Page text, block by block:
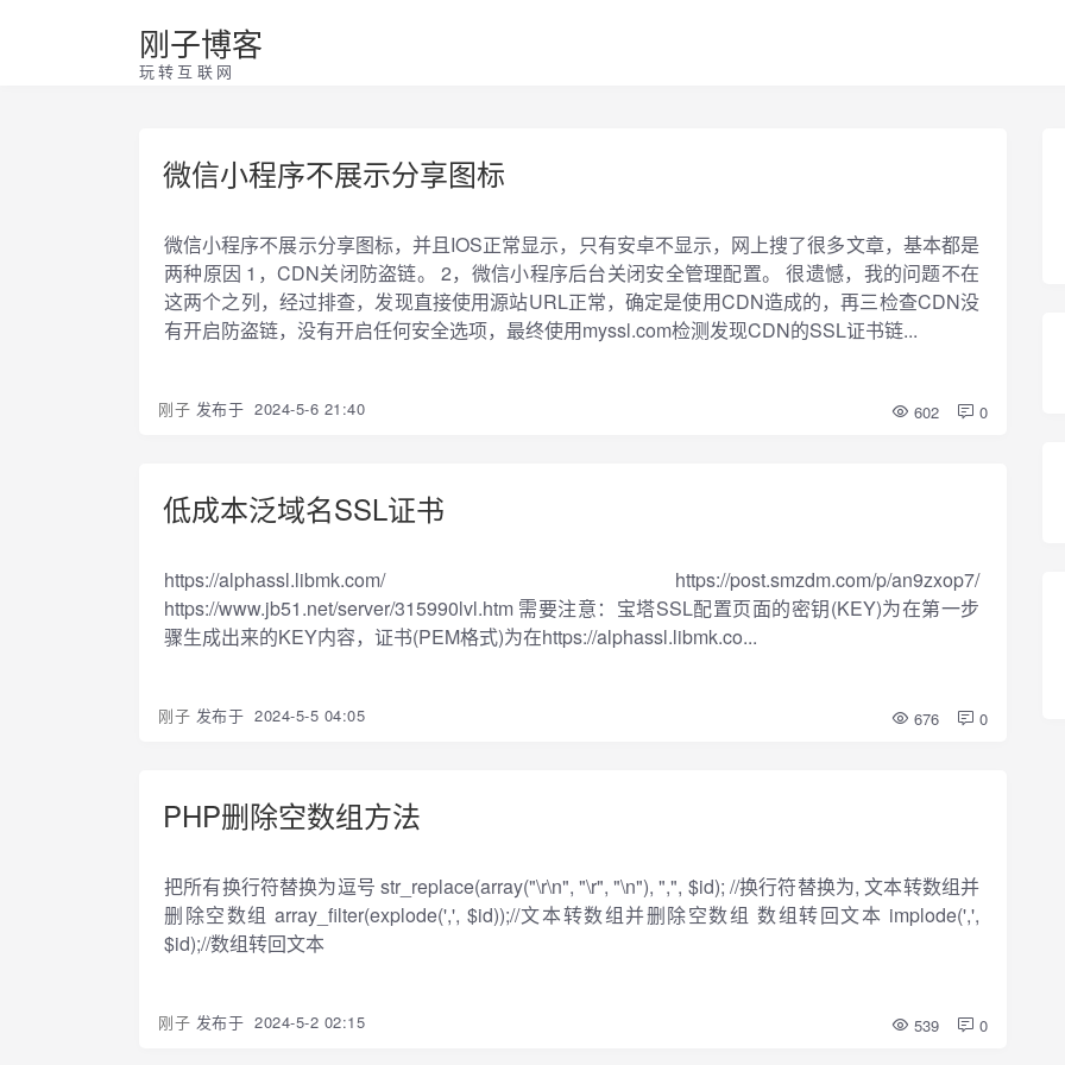
刚子博客
玩转互联网
微信小程序不展示分享图标
微信小程序不展示分享图标，并且IOS正常显示，只有安卓不显示，网上搜了很多文章，基本都是
两种原因 1，CDN关闭防盗链。 2，微信小程序后台关闭安全管理配置。 很遗憾，我的问题不在
这两个之列，经过排查，发现直接使用源站URL正常，确定是使用CDN造成的，再三检查CDN没
有开启防盗链，没有开启任何安全选项，最终使用myssl.com检测发现CDN的SSL证书链...
刚子 发布于 2024-5-6 21:40 602 0
低成本泛域名SSL证书
https://alphassl.libmk.com/ https://post.smzdm.com/p/an9zxop7/
https://www.jb51.net/server/315990lvl.htm 需要注意：宝塔SSL配置页面的密钥(KEY)为在第一步
骤生成出来的KEY内容，证书(PEM格式)为在https://alphassl.libmk.co...
刚子 发布于 2024-5-5 04:05 676 0
PHP删除空数组方法
把所有换行符替换为逗号 str_replace(array("\r\n", "\r", "\n"), ",", $id); //换行符替换为, 文本转数组并
删除空数组 array_filter(explode(',', $id));//文本转数组并删除空数组 数组转回文本 implode(',',
$id);//数组转回文本
刚子 发布于 2024-5-2 02:15 539 0